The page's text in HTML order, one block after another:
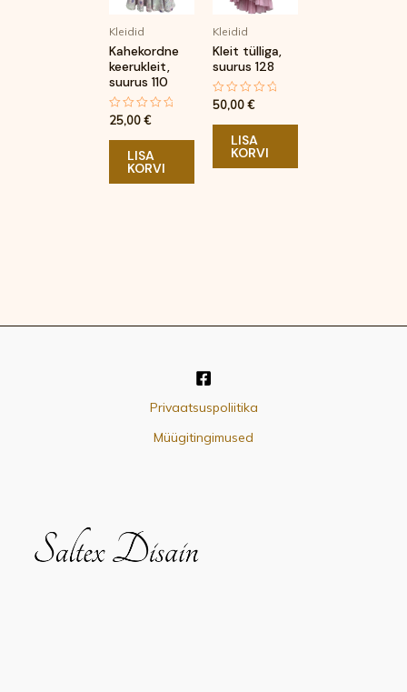
Kleidid
Kahekordne
keerukleit,
suurus 110
Hinnanguga
/
25,00€
LISA
KORVI
Kleidid
Kleit tülliga,
suurus 128
Hinnanguga
/
50,00€
LISA
KORVI
Privaatsuspoliitika
Müügitingimused